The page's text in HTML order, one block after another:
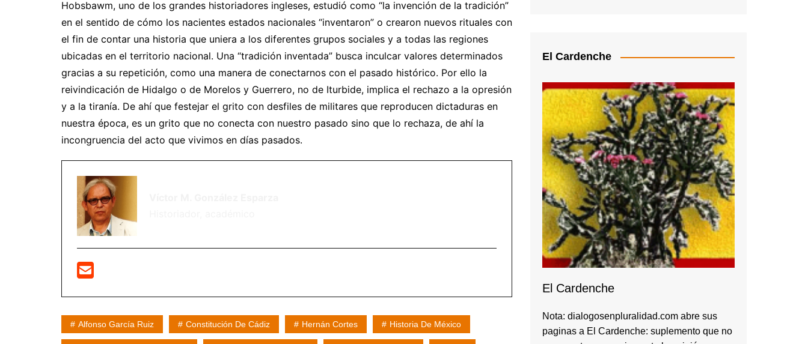
Hobsbawm, uno de los grandes historiadores ingleses, estudió como “la invención de la tradición”
en el sentido de cómo los nacientes estados nacionales “inventaron” o crearon nuevos rituales con
el fin de contar una historia que uniera a los diferentes grupos sociales y a todas las regiones
ubicadas en el territorio nacional. Una “tradición inventada” busca inculcar valores determinados
gracias a su repetición, como una manera de conectarnos con el pasado histórico. Por ello la
reivindicación de Hidalgo o de Morelos y Guerrero, no de Iturbide, implica el rechazo a la opresión
y a la tiranía. De ahí que festejar el grito con desfiles de militares que reproducen dictaduras en
nuestra época, es un grito que no conecta con nuestro pasado sino que lo rechaza, de ahí la
incongruencia del acto que vivimos en días pasados.
Alfonso García Ruiz Constitución De Cádiz Hernán Cortes Historia De México
El Cardenche
El Cardenche
Nota: dialogosenpluralidad.com abre sus
paginas a El Cardenche: suplemento que no